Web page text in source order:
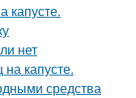
капусте.
нет
капусте.
средства